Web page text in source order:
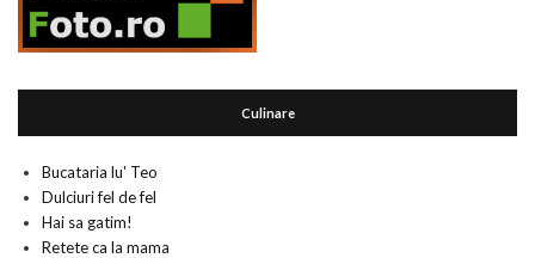
Culinare
Bucataria lu' Teo
Dulciuri fel de fel
Hai sa gatim!
Retete ca la mama